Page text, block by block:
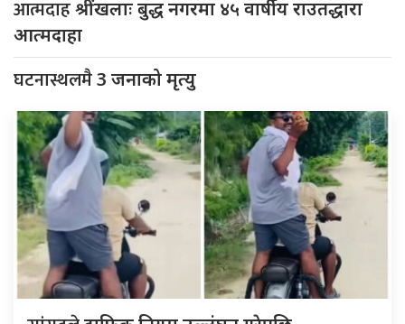
आत्मदाहश्रींखलाः बुद्ध नगरमा ४५ वार्षीय राउतद्धारा
आत्मदाहा
घटनास्थलमै3 जनाको मृत्यु